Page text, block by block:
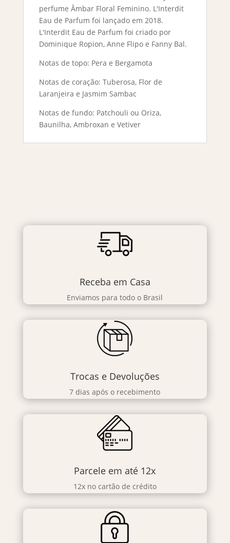
perfume Âmbar Floral Feminino. L'Interdit
Eau de Parfum foi lançado em 2018.
L'Interdit Eau de Parfum foi criado por
Dominique Ropion, Anne Flipo e Fanny Bal.
Notas de topo: Pera e Bergamota
Notas de coração: Tuberosa, Flor de
Laranjeira e Jasmim Sambac
Notas de fundo: Patchouli ou Oriza,
Baunilha, Ambroxan e Vetiver
Receba em Casa
Enviamos para todo o Brasil
Trocas e Devoluções
7 dias após o recebimento
Parcele em até 12x
12x no cartão de crédito